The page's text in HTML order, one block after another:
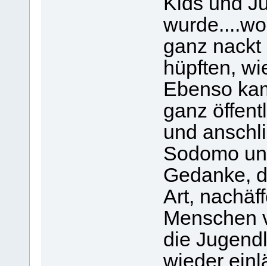
ganz
hüpften,
Ebenso
ganz
und
Sodomo
Gedanke,
Art,
Menschen
die
wieder